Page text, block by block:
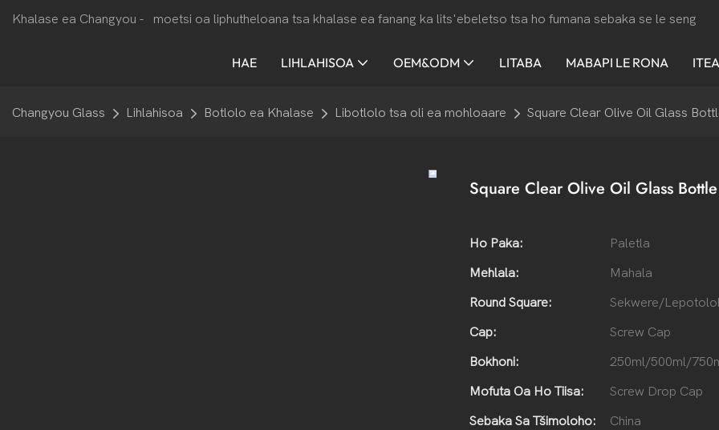
Khalase ea Changyou - moetsi oa liphutheloana tsa khalase ea fanang ka lits'ebeletso tsa ho fumana sebaka se le seng
HAE LIHLAHISOA OEM&ODM LITABA MABAPI LE RONA
Changyou Glass Lihlahisoa Botlolo ea Khalase Libotlolo tsa oli ea mohloaare Square Clear Olive Oil Glass
Square Clear Olive Oil Glass
Ho Paka: Paletla
Mehlala: Mahala
Round Square: Sekwere/
Cap: Screw Cap
Bokhoni: 250ml/500ml/
Mofuta Oa Ho Tiisa: Screw Drop Cap
Sebaka Sa Tšimoloho: China